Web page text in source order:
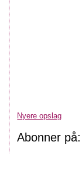
Nyere opslag
Abonner